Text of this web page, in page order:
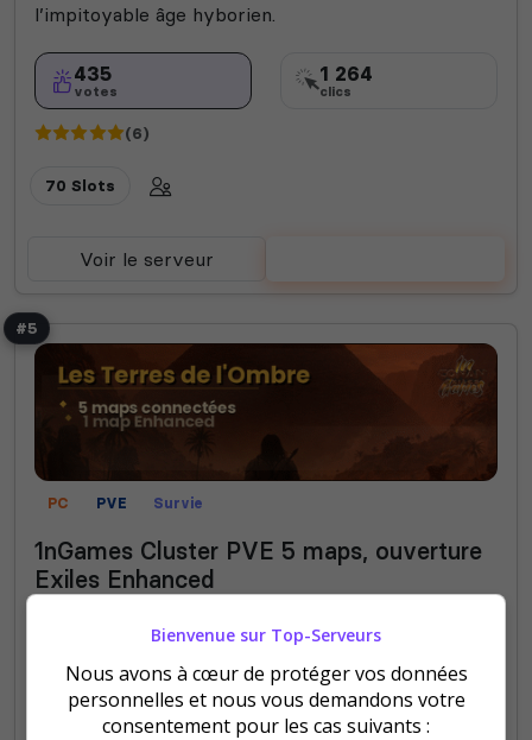
l’impitoyable âge hyborien.
435
votes
1 264
clics
(6)
70 Slots
Voir le serveur
#5
PC PVE Survie
1nGames Cluster PVE 5 maps, ouverture
Exiles Enhanced
Shem, Siptah et Whispering Isles ! Vis une
aventure unique grâce à des quêtes exclusives !
Mod Omega, EEWA, Underworld, et bien d'autres
Bienvenue sur Top-Serveurs
Nous avons à cœur de protéger vos données
personnelles et nous vous demandons votre
consentement pour les cas suivants :